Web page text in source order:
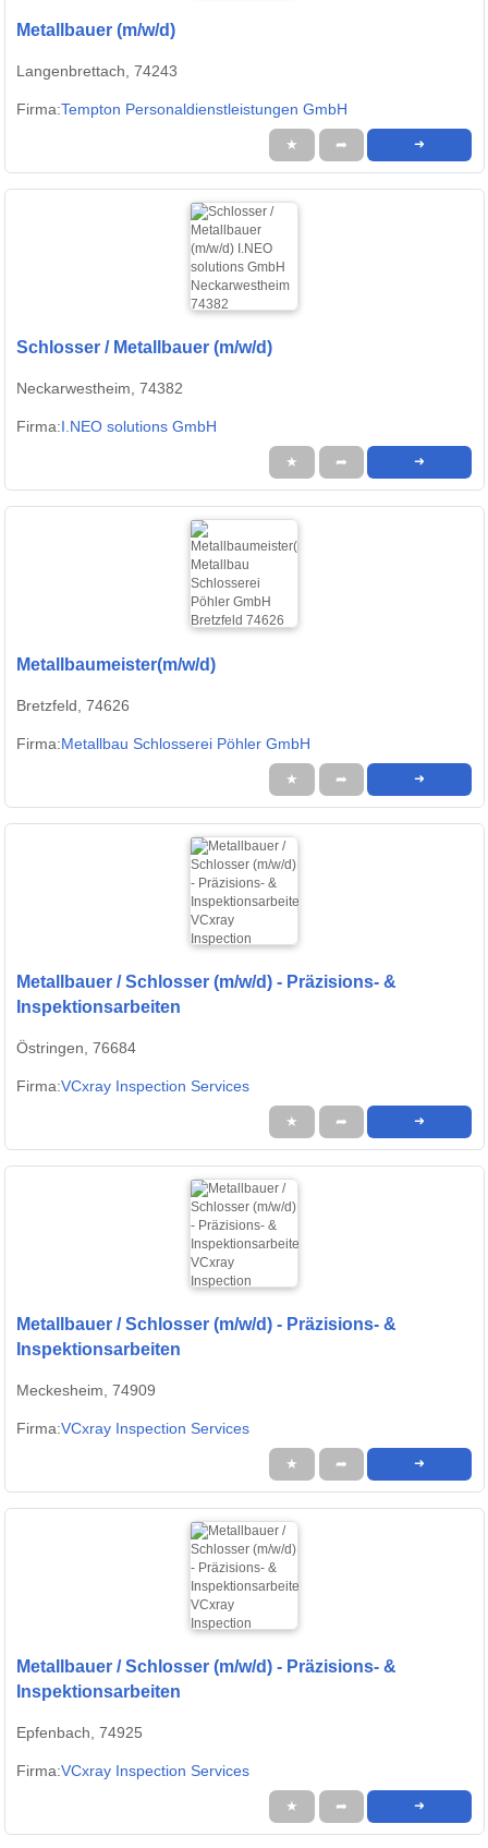
Metallbauer (m/w/d)
Langenbrettach, 74243
Firma:Tempton Personaldienstleistungen GmbH
★ ➦ ➜
Schlosser / Metallbauer (m/w/d)
Neckarwestheim, 74382
Firma:I.NEO solutions GmbH
★ ➦ ➜
Metallbaumeister(m/w/d)
Bretzfeld, 74626
Firma:Metallbau Schlosserei Pöhler GmbH
★ ➦ ➜
Metallbauer / Schlosser (m/w/d) - Präzisions- &
Inspektionsarbeiten
Östringen, 76684
Firma:VCxray Inspection Services
★ ➦ ➜
Metallbauer / Schlosser (m/w/d) - Präzisions- &
Inspektionsarbeiten
Meckesheim, 74909
Firma:VCxray Inspection Services
★ ➦ ➜
Metallbauer / Schlosser (m/w/d) - Präzisions- &
Inspektionsarbeiten
Epfenbach, 74925
Firma:VCxray Inspection Services
★ ➦ ➜